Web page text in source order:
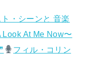
・シーンと 音楽
At Me Now〜
フィル・コリン